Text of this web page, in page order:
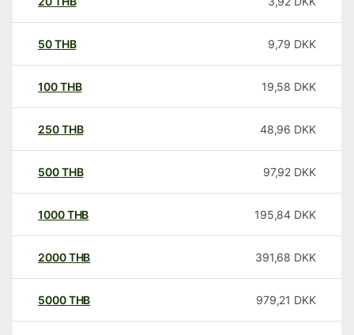
50THB 9,79 DKK
100THB 19,58 DKK
250THB 48,96 DKK
500THB 97,92 DKK
1000THB 195,84 DKK
2000THB 391,68 DKK
5000THB 979,21 DKK